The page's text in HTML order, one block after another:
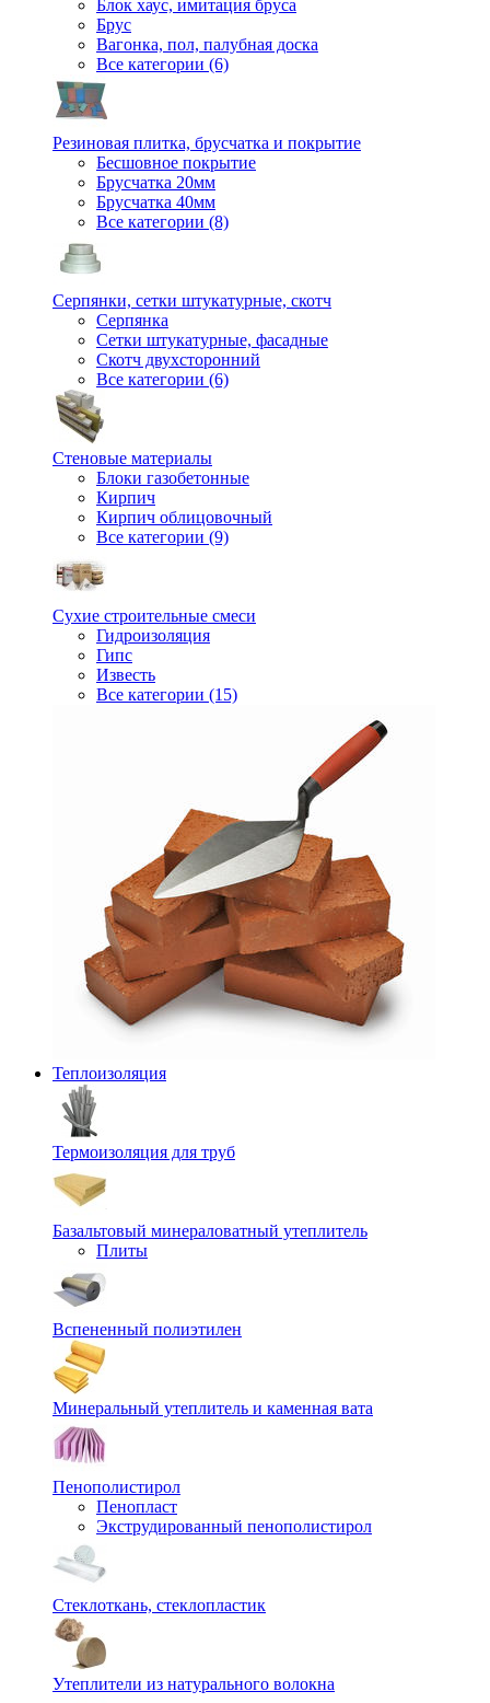
Блок хаус, имитация бруса
Брус
Вагонка, пол, палубная доска
Все категории (6)
Резиновая плитка, брусчатка и покрытие
Бесшовное покрытие
Брусчатка 20мм
Брусчатка 40мм
Все категории (8)
Серпянки, сетки штукатурные, скотч
Серпянка
Сетки штукатурные, фасадные
Скотч двухсторонний
Все категории (6)
Стеновые материалы
Блоки газобетонные
Кирпич
Кирпич облицовочный
Все категории (9)
Сухие строительные смеси
Гидроизоляция
Гипс
Известь
Все категории (15)
Теплоизоляция
Термоизоляция для труб
Базальтовый минераловатный утеплитель
Плиты
Вспененный полиэтилен
Минеральный утеплитель и каменная вата
Пенополистирол
Пенопласт
Экструдированный пенополистирол
Стеклоткань, стеклопластик
Утеплители из натурального волокна